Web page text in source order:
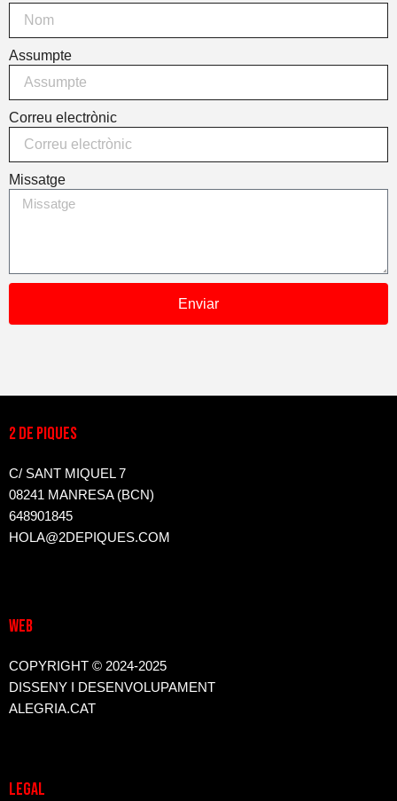
Assumpte
Correu electrònic
Missatge
Enviar
2 DE PIQUES
C/ SANT MIQUEL 7
08241 MANRESA (BCN)
648901845
HOLA@2DEPIQUES.COM
WEB
COPYRIGHT © 2024-2025
DISSENY I DESENVOLUPAMENT
ALEGRIA.CAT
LEGAL